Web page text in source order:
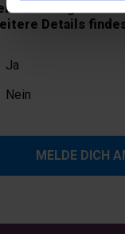
der
Details
Ja
Nein